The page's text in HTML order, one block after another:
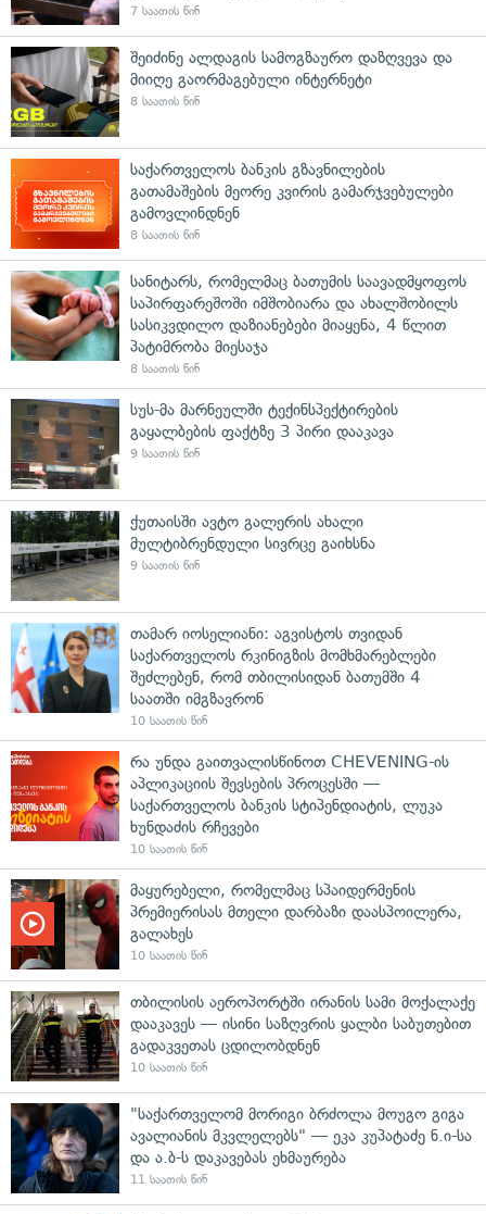
7 საათის წინ
შეიძინე ალდაგის სამოგზაურო დაზღვევა და
მიიღე გაორმაგებული ინტერნეტი
8 საათის წინ
საქართველოს ბანკის გზავნილების
გათამაშების მეორე კვირის გამარჯვებულები
გამოვლინდნენ
8 საათის წინ
სანიტარს, რომელმაც ბათუმის საავადმყოფოს
საპირფარეშოში იმშობიარა და ახალშობილს
სასიკვდილო დაზიანებები მიაყენა, 4 წლით
პატიმრობა მიესაჯა
8 საათის წინ
სუს-მა მარნეულში ტექინსპექტირების
გაყალბების ფაქტზე 3 პირი დააკავა
9 საათის წინ
ქუთაისში ავტო გალერის ახალი
მულტიბრენდული სივრცე გაიხსნა
9 საათის წინ
თამარ იოსელიანი: აგვისტოს თვიდან
საქართველოს რკინიგზის მომხმარებლები
შეძლებენ, რომ თბილისიდან ბათუმში 4
საათში იმგზავრონ
10 საათის წინ
რა უნდა გაითვალისწინოთ CHEVENING-ის
აპლიკაციის შევსების პროცესში —
საქართველოს ბანკის სტიპენდიატის, ლუკა
ხუნდაძის რჩევები
10 საათის წინ
მაყურებელი, რომელმაც სპაიდერმენის
პრემიერისას მთელი დარბაზი დაასპოილერა,
გალახეს
10 საათის წინ
თბილისის აეროპორტში ირანის სამი მოქალაქე
დააკავეს — ისინი საზღვრის ყალბი საბუთებით
გადაკვეთას ცდილობდნენ
10 საათის წინ
"საქართველომ მორიგი ბრძოლა მოუგო გიგა
ავალიანის მკვლელებს" — ეკა კუპატაძე ნ.ი-სა
და ა.ბ-ს დაკავებას ეხმაურება
11 საათის წინ